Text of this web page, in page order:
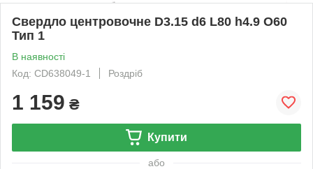
Свердло центровочне D3.15 d6 L80 h4.9 О60
Тип 1
В наявності
Код: CD638049-1
Роздріб
1 159 ₴
Купити
або